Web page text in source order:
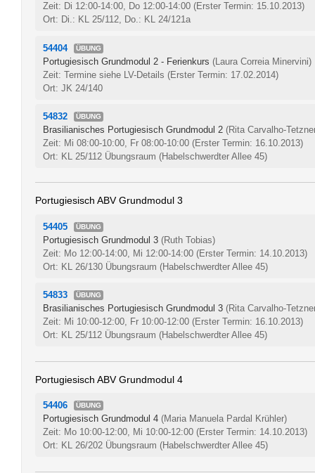
Zeit: Di 12:00-14:00, Do 12:00-14:00 (Erster Termin: 15.10.2013)
Ort: Di.: KL 25/112, Do.: KL 24/121a
54404 ÜBUNG
Portugiesisch Grundmodul 2 - Ferienkurs (Laura Correia Minervini)
Zeit: Termine siehe LV-Details (Erster Termin: 17.02.2014)
Ort: JK 24/140
54832 ÜBUNG
Brasilianisches Portugiesisch Grundmodul 2 (Rita Carvalho-
Zeit: Mi 08:00-10:00, Fr 08:00-10:00 (Erster Termin: 16.10.2013)
Ort: KL 25/112 Übungsraum (Habelschwerdter Allee 45)
Portugiesisch ABV Grundmodul 3
54405 ÜBUNG
Portugiesisch Grundmodul 3 (Ruth Tobias)
Zeit: Mo 12:00-14:00, Mi 12:00-14:00 (Erster Termin: 14.10.2013)
Ort: KL 26/130 Übungsraum (Habelschwerdter Allee 45)
54833 ÜBUNG
Brasilianisches Portugiesisch Grundmodul 3 (Rita Carvalho-
Zeit: Mi 10:00-12:00, Fr 10:00-12:00 (Erster Termin: 16.10.2013)
Ort: KL 25/112 Übungsraum (Habelschwerdter Allee 45)
Portugiesisch ABV Grundmodul 4
54406 ÜBUNG
Portugiesisch Grundmodul 4 (Maria Manuela Pardal Krühler)
Zeit: Mo 10:00-12:00, Mi 10:00-12:00 (Erster Termin: 14.10.2013)
Ort: KL 26/202 Übungsraum (Habelschwerdter Allee 45)